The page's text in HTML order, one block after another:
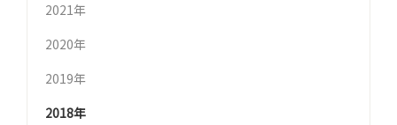
2021年
2020年
2019年
2018年